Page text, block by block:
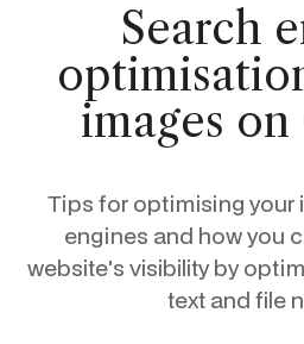
Search
images
Tips for optimising your
engines and how you
website's visibility by
text and file